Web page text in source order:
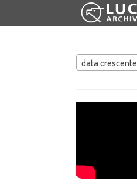
data crescente